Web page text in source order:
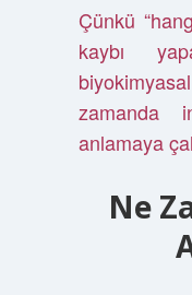
Çünkü
kaybı
zamanda
anlamaya
Ne